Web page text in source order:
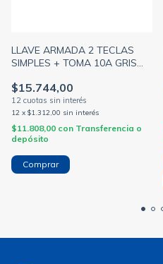
LLAVE ARMADA 2 TECLAS
SIMPLES + TOMA 10A GRIS
DISTANNCIADOR GRIS
(CAMBRE)
$15.744,00
12 x $1.312,00 sin interés
$11.808,00 con Transferencia o
depósito